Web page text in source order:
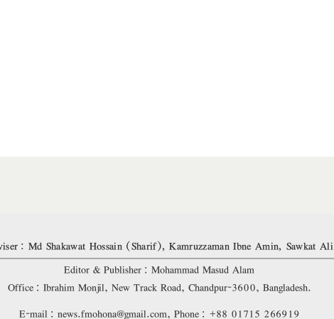
Md Shakawat Hossain (Sharif), Kamruzzaman Ibne Amin, Sawkat Ali
Editor & Publisher: Mohammad Masud Alam
Office: Ibrahim Monjil, New Track Road, Chandpur-3600, Bangladesh.
E-mail: news.fmohona@gmail.com, Phone: +88 01715 266919